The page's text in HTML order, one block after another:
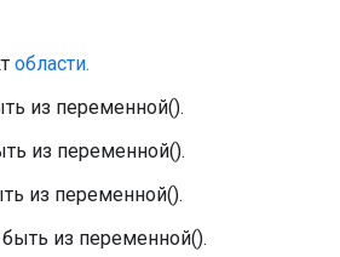
области.
из переменной().
из переменной().
из переменной().
из переменной().